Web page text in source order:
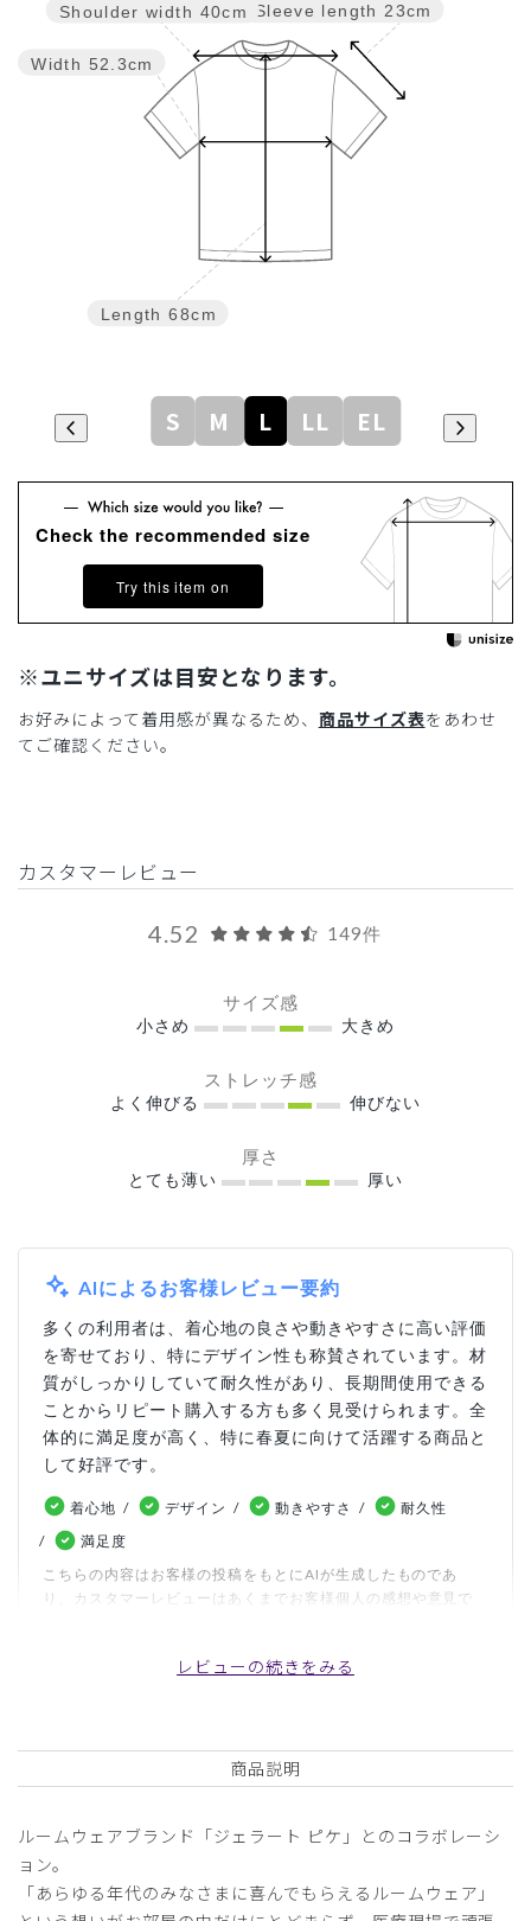
Sleeve length 23cm
Length 68cm
Width 52.3cm
Shoulder width 40cm
S M L LL EL
Check the recommended size
Try this item on
※ユニサイズは目安となります。
お好みによって着用感が異なるため、 商品サイズ表をあわせ
てご確認ください。
カスタマーレビュー
4.52 149件
サイズ感
小さめ 大きめ
ストレッチ感
よく伸びる 伸びない
厚さ
とても薄い 厚い
AIによるお客様レビュー要約
多くの利用者は、着心地の良さや動きやすさに高い評価
を寄せており、特にデザイン性も称賛されています。材
質がしっかりしていて耐久性があり、長期間使用できる
ことからリピート購入する方も多く見受けられます。全
体的に満足度が高く、特に春夏に向けて活躍する商品と
して好評です。
着心地 デザイン 動きやすさ
耐久性
満足度
こちらの内容はお客様の投稿をもとにAIが生成したものであ
り、カスタマーレビューはあくまでお客様個人の感想や意見で
MH様
2026-06-20
年齢:20代 身長:156-160cm 体重:45kg以下
レビューの続きをみる
商品説明
ルームウェアブランド「ジェラート ピケ」とのコラボレーシ
ョン。
「あらゆる年代のみなさまに喜んでもらえるルームウェア」